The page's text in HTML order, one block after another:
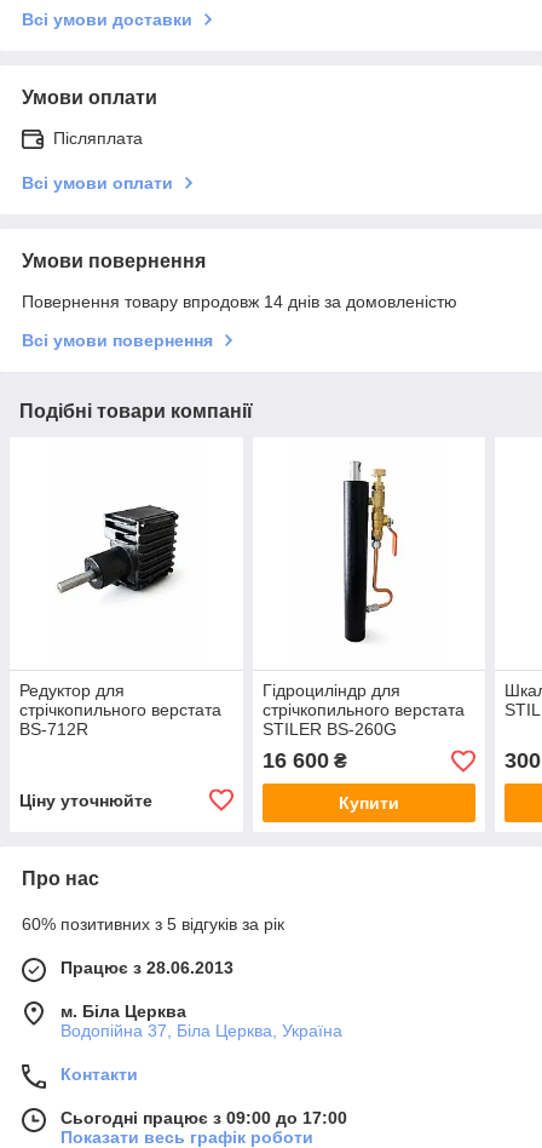
Всі умови доставки
Умови оплати
Післяплата
Всі умови оплати
Умови повернення
Повернення товару впродовж 14 днів за домовленістю
Всі умови повернення
Подібні товари компанії
Редуктор для
стрічкопильного верстата
BS-712R
Ціну уточнюйте
Гідроциліндр для
стрічкопильного верстата
STILER BS-260G
16 600₴
Купити
300
Про нас
60% позитивних з 5 відгуків за рік
Працює з 28.06.2013
м. Біла Церква
Водопійна 37, Біла Церква, Україна
Контакти
Сьогодні працює з 09:00 до 17:00
Показати весь графік роботи